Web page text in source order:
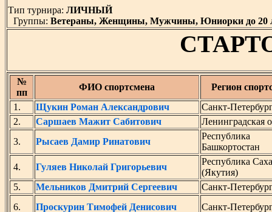
Тип турнира: ЛИЧНЫЙ
Группы: Ветераны, Женщины, Мужчины, Юниорки до 20
№
пп
ФИО спортсмена
Регион
1.
Щукин Роман Александрович
Санкт-
2.
Саршаев Мажит Сабитович
Ленинградская
3.
Рысаев Дамир Ринатович
Республика
Башкортостан
4.
Гуляев Николай Григорьевич
Республика Саха
(Якутия)
5.
Мельников Дмитрий Сергеевич
Санкт-
6.
Проскурин Тимофей Денисович
Санкт-